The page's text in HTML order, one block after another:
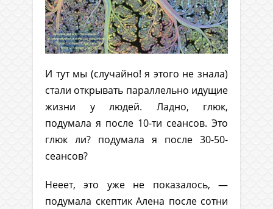
И тут мы (случайно! я этого не знала)
стали открывать параллельно идущие
жизни у людей. Ладно, глюк,
подумала я после 10-ти сеансов. Это
глюк ли? подумала я после 30-50-
сеансов?
Нееет, это уже не показалось, —
подумала скептик Алена после сотни